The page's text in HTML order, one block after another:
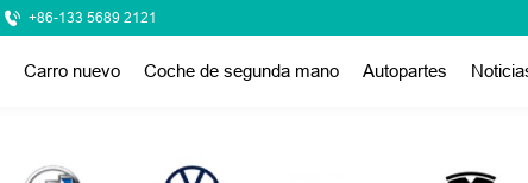
+86-133 5689 2121
Carro nuevo Coche de segunda mano Autopartes